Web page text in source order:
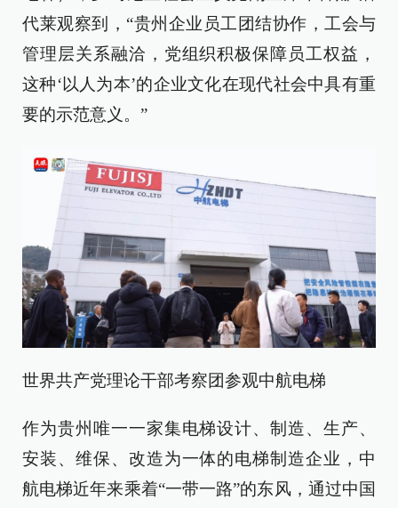
代莱观察到，“贵州企业员工团结协作，工会与
管理层关系融洽，党组织积极保障员工权益，
这种‘以人为本’的企业文化在现代社会中具有重
要的示范意义。”
世界共产党理论干部考察团参观中航电梯
作为贵州唯一一家集电梯设计、制造、生产、
安装、维保、改造为一体的电梯制造企业，中
航电梯近年来乘着“一带一路”的东风，通过中国